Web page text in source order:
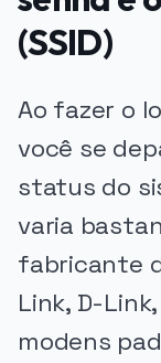
(SSID)
Ao fazer o
você se
status do
varia
fabricante
Link, D-
modens